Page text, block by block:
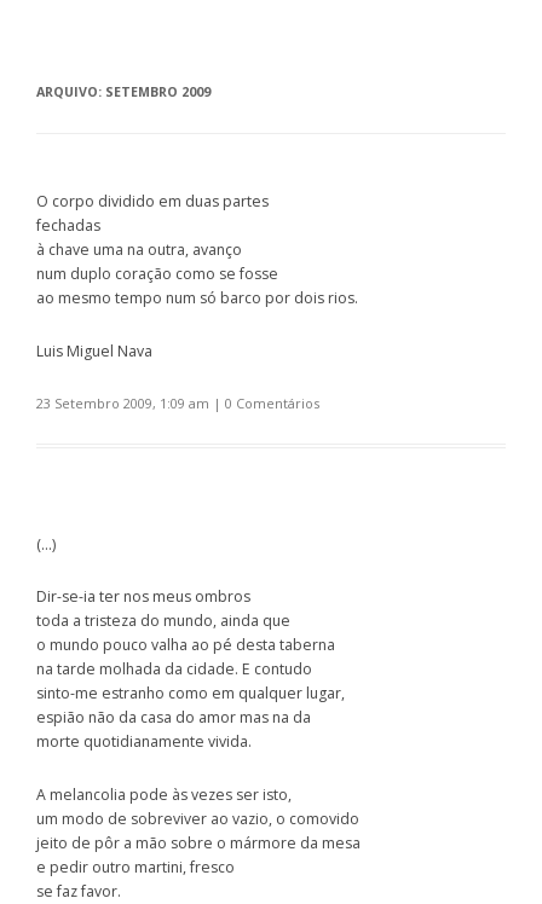
ARQUIVO: SETEMBRO 2009
O corpo dividido em duas partes
fechadas
à chave uma na outra, avanço
num duplo coração como se fosse
ao mesmo tempo num só barco por dois rios.
Luis Miguel Nava
23 Setembro 2009, 1:09 am | 0 Comentários
(…)
Dir-se-ia ter nos meus ombros
toda a tristeza do mundo, ainda que
o mundo pouco valha ao pé desta taberna
na tarde molhada da cidade. E contudo
sinto-me estranho como em qualquer lugar,
espião não da casa do amor mas na da
morte quotidianamente vivida.
A melancolia pode às vezes ser isto,
um modo de sobreviver ao vazio, o comovido
jeito de pôr a mão sobre o mármore da mesa
e pedir outro martini, fresco
se faz favor.